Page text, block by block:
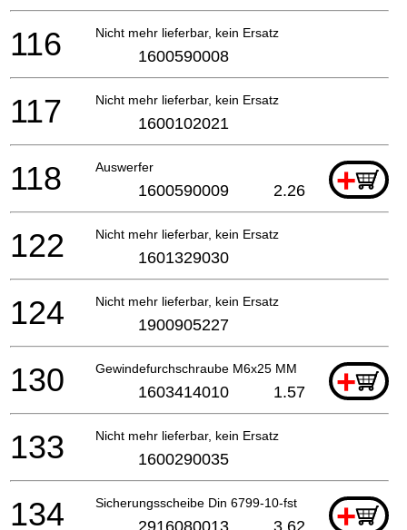
Nicht mehr lieferbar, kein Ersatz
116 1600590008
Nicht mehr lieferbar, kein Ersatz
117 1600102021
Auswerfer +
118 1600590009 2.26
Nicht mehr lieferbar, kein Ersatz
122 1601329030
Nicht mehr lieferbar, kein Ersatz
124 1900905227
Gewindefurchschraube M6x25 MM +
130 1603414010 1.57
Nicht mehr lieferbar, kein Ersatz
133 1600290035
Sicherungsscheibe Din 6799-10-fst +
134